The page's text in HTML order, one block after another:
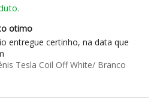
otimo
entregue certinho, na data que
Tesla Coil Off White/ Branco